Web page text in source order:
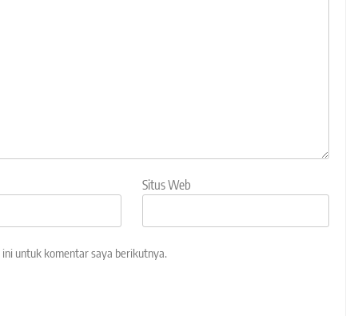
Situs Web
untuk komentar saya berikutnya.